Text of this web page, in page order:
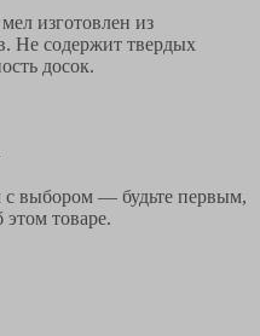
изготовлен из
Не содержит твердых
досок.
с выбором — будьте первым,
товаре.